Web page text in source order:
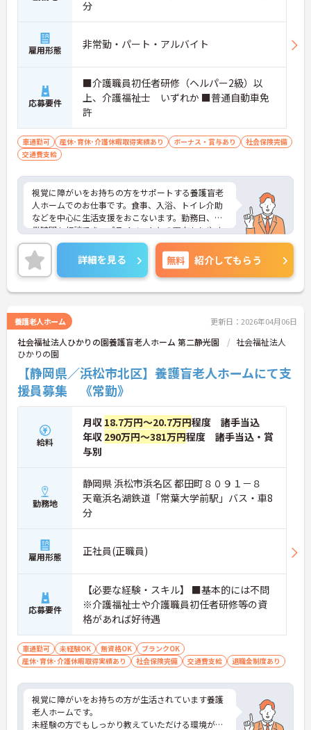
分
雇用形態 非常勤・パート・アルバイト
応募要件
■介護職員初任者研修（ヘルパー2級）以
上、介護福祉士 いずれか ■普通自動車免
許
車通勤可 産休･育休･介護休暇取得実績あり ボーナス・賞与あり
社会保険完備
交通費支給
視覚に障がいをお持ちの方をサポートする養護盲老
人ホームでのお仕事です。食事、入浴、トイレ介助
などを中心に生活支援をおこないます。勤務日、就
業時間も相談でき、プライベートとの両方もしやす
いです。
ご興味のある方はお気軽にお問い合わせください。
詳細を見る 無料 紹介してもらう
養護老人ホーム 更新日：2026年04月06日
社会福祉法人ひかりの園養護盲老人ホーム 第二静光園
社会福祉法人
ひかりの園
【静岡県／浜松市北区】養護盲老人ホームにて支
援員募集 《常勤》
給料
月収 18.7万円～20.7万円程度 諸手当込
年収 290万円～381万円程度 諸手当込・賞
与別
勤務地
静岡県 浜松市浜名区 都田町８０９１－８
天竜浜名湖鉄道「常葉大学前駅」バス・車8
分
雇用形態 正社員(正職員)
応募要件
【必要な経験・スキル】 ■基本的には不問
※介護福祉士や介護職員初任者研修等の資
格があれば好待遇
車通勤可 未経験OK 無資格OK
ブランクOK
産休･育休･介護休暇取得実績あり
社会保険完備 交通費支給 退職金制度あり
視覚に障がいをお持ちの方が生活されています養護
老人ホームです。
未経験の方でもしっかり教えていただける環境が整